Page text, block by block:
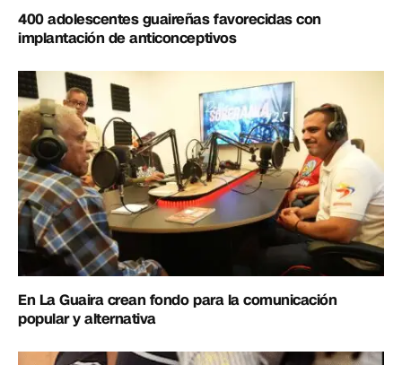
400 adolescentes guaireñas favorecidas con
implantación de anticonceptivos
En La Guaira crean fondo para la comunicación
popular y alternativa